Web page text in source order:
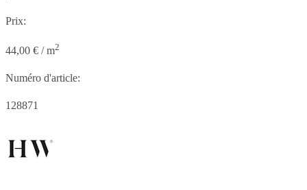
Prix:
44,00 € / m2
Numéro d'article:
128871